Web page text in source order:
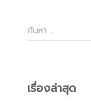
ค้
น
สำ
ค้นหา …
เรื่องล่าสุด